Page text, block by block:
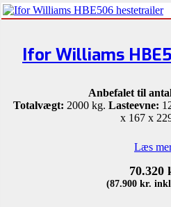
Ifor Williams
Anbefalet til
Totalvægt: 2000 kg. Lasteevne:
x 167 x
Læs
70.320
(87.900 kr.